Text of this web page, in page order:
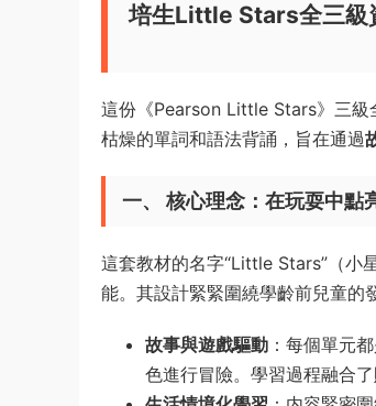
培生Little Stars全三級
這份《Pearson Little Stars》三級
枯燥的單詞和語法背誦，旨在通過
一、 核心理念：在玩耍中點
這套教材的名字“Little Stars”（小
能。其設計緊緊圍繞學齡前兒童的
故事與遊戲驅動 ：每個單元
色進行冒險。學習過程融合